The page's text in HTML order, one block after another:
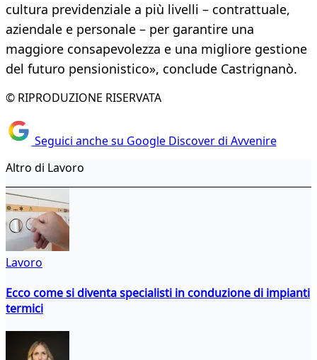
cultura previdenziale a più livelli – contrattuale,
aziendale e personale – per garantire una
maggiore consapevolezza e una migliore gestione
del futuro pensionistico», conclude Castrignanò.
© RIPRODUZIONE RISERVATA
Seguici anche su Google Discover di Avvenire
Altro di Lavoro
Lavoro
Ecco come si diventa specialisti in conduzione di impianti
termici